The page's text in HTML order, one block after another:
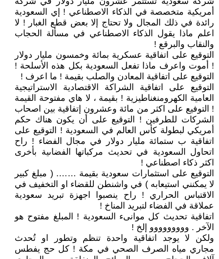
أمريكية متخصصة في الذكاء الاصطناعي ! إي السعودية
رائدة في ذلك المجال ولا تحتاج إلا بعض قطع الغبار ! لا
اعلم ماذا يقول الذكاء الاصطناعي في مسألة الحجاب
والنقاب والبرقع !
التوقيع على اتفاقية عسكرية بمائة وخمسون مليار دولار
! أموت واعرف ماذا تفعل السعودية بكل هذه الأسلحة !
التوقيع على اتفاقية المعادن والصلب بقيمة ! ما اعرف !
التوقيع على اتفاقية الشراكة الاقتصادية الاستراتيجية
العامية الكهرومنغناطيزية ! بقيمة ، لا هاي مفتوحة القيمة
! التوفيع على اكثر من مائة وعشرون إتفاقية بين اصحاب
الشركات للطرفين ! التوقيع على أن يكون هناك حكم
أمريكي لبطولة كأس العالم في السعودية ! التوقيع على
اتفاقية ب ستمائة مليار دولار في مجال الفضاء ! راح
اتحاول السعودية في تحديث مركباتها الفضاىية بأخرى
اكثر ذكاء اصطناعي !
التوقيع على استثمارات سعودية بقيمة ……. ( مبلغ كبير
لا يمكنني استيعابه ) في واشنطن للقضاء او التخفيف في
الاقتباس الحراري ! راح ينصبوا اجهزة تبريد سعودية
عملاقة في الفضاء لتبريد المناخ !
اتفاقية تحديث كل موانىء السعودية ! المبلغ مفتوح هو
الآخر . ووووووووو إلخ !
ولكن لا يوجد اتفاقية واحدة تنظم وتطور او تُحدث
مجاري مياه الصرف الصحي في مكة ! كل حج يفطس